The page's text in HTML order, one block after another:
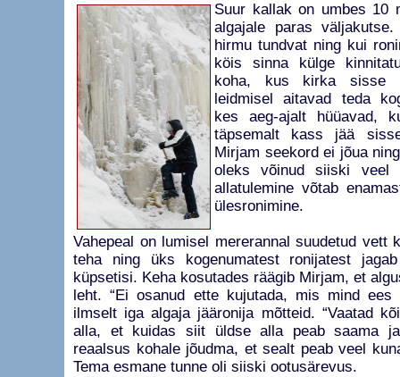
Suur kallak on umbes 10
algajale paras
hirmu tundvat ning kui
köis sinna külge
koha, kus kirka sisse
leidmisel aitavad teda
kes aeg-ajalt hüüavad,
täpsemalt kass jää
Mirjam seekord ei jõua
oleks võinud siiski veel
allatulemine võtab
ülesronimine.
Vahepeal on lumisel mererannal suudetud vett
teha ning üks kogenumatest ronijatest
küpsetisi. Keha kosutades räägib Mirjam, et
leht. “Ei osanud ette kujutada, mis mind ees
ilmselt iga algaja jääronija mõtteid. “Vaatad
alla, et kuidas siit üldse alla peab saama
reaalsus kohale jõudma, et sealt peab veel
Tema esmane tunne oli siiski ootusärevus.